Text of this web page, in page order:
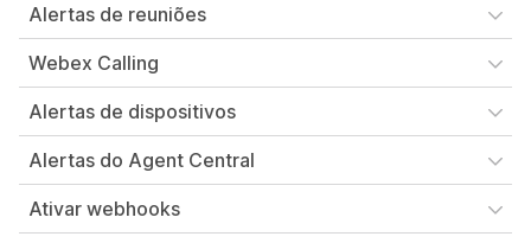
Alertas de reuniões
Webex Calling
Alertas de dispositivos
Alertas do Agent Central
Ativar webhooks